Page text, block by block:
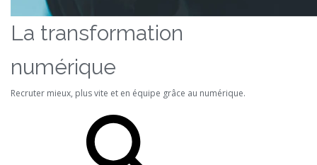
La transformation
numérique
Recruter mieux, plus vite et en équipe grâce au numérique.